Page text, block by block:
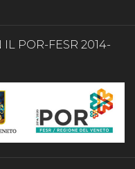
IL POR-FESR 2014-